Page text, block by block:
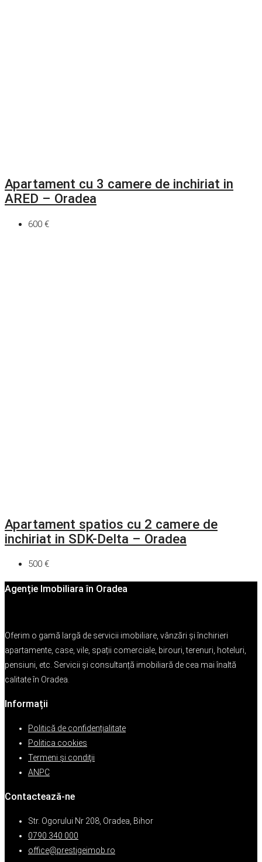
Apartament cu 3 camere de inchiriat in
ARED – Oradea
600 €
Apartament spatios cu 2 camere de
inchiriat in SDK-Delta – Oradea
500 €
Agenție Imobiliara în Oradea
Oferim o gamă largă de servicii imobiliare, vânzări și închirieri
apartamente, case, vile, spații comerciale, birouri, terenuri, hoteluri,
pensiuni, etc. Servicii și consultanță imobiliară de cea mai înaltă
calitate în Oradea.
Informații
Politică de confidențialitate
Politica cookies
Termeni şi condiţii
ANPC
Contactează-ne
Str. Ogorului Nr 208, Oradea, Bihor
0790 340 000
office@prestigeimob.ro